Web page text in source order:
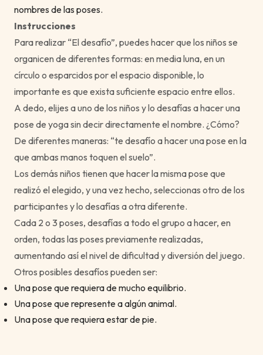
nombres de las poses.
Instrucciones
Para realizar “El desafío”, puedes hacer que los niños se
organicen de diferentes formas: en media luna, en un
círculo o esparcidos por el espacio disponible, lo
importante es que exista suficiente espacio entre ellos.
A dedo, elijes a uno de los niños y lo desafías a hacer una
pose de yoga sin decir directamente el nombre. ¿Cómo?
De diferentes maneras: “te desafío a hacer una pose en la
que ambas manos toquen el suelo”.
Los demás niños tienen que hacer la misma pose que
realizó el elegido, y una vez hecho, seleccionas otro de los
participantes y lo desafías a otra diferente.
Cada 2 o 3 poses, desafías a todo el grupo a hacer, en
orden, todas las poses previamente realizadas,
aumentando así el nivel de dificultad y diversión del juego.
Otros posibles desafíos pueden ser:
Una pose que requiera de mucho equilibrio.
Una pose que represente a algún animal.
Una pose que requiera estar de pie.